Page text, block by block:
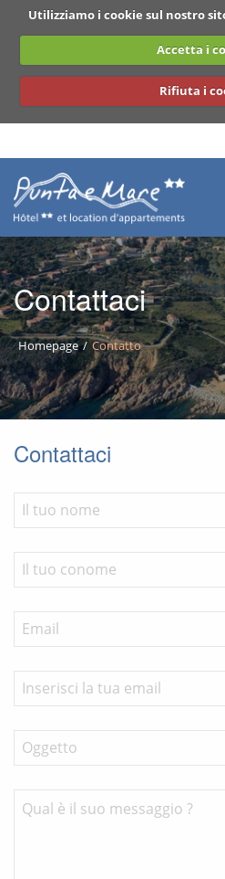
Utilizziamo i cookie sul nostro
Accetta i
Rifiuta i
BACK
PRESENTAZIONE
Contattaci
Homepage Contatto
Contattaci